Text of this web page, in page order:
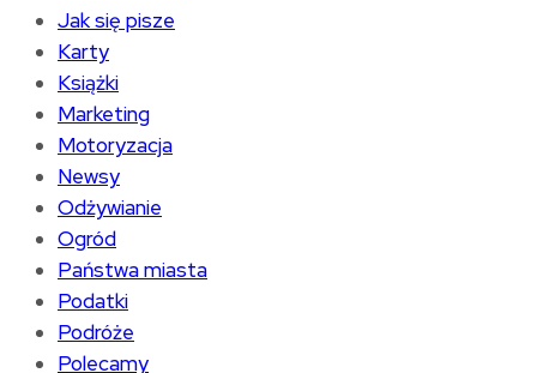
Jak się pisze
Karty
Książki
Marketing
Motoryzacja
Newsy
Odżywianie
Ogród
Państwa miasta
Podatki
Podróże
Polecamy